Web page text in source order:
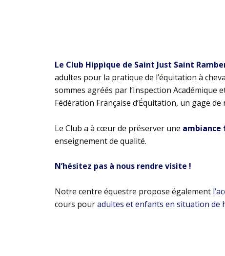
Le Club Hippique de Saint Just Saint
adultes pour la pratique de l’équitation à
sommes agréés par l’Inspection Académique
Fédération Française d’Équitation, un gage
Le Club a à cœur de préserver une ambiance
enseignement de qualité.
N’hésitez pas à nous rendre visite !
Notre centre équestre propose également
cours pouradultes et enfants en situation de